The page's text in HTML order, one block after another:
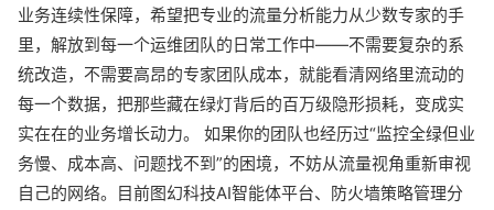
业务连续性保障，希望把专业的流量分析能力从少数专家的手
里，解放到每一个运维团队的日常工作中——不需要复杂的系
统改造，不需要高昂的专家团队成本，就能看清网络里流动的
每一个数据，把那些藏在绿灯背后的百万级隐形损耗，变成实
实在在的业务增长动力。 如果你的团队也经历过“监控全绿但业
务慢、成本高、问题找不到”的困境，不妨从流量视角重新审视
自己的网络。目前图幻科技AI智能体平台、防火墙策略管理分